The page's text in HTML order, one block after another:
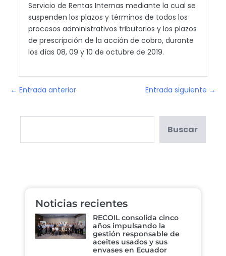
Servicio de Rentas Internas mediante la cual se
suspenden los plazos y términos de todos los
procesos administrativos tributarios y los plazos
de prescripción de la acción de cobro, durante
los días 08, 09 y 10 de octubre de 2019.
← Entrada anterior Entrada siguiente →
Buscar
Noticias recientes
RECOIL consolida cinco
años impulsando la
gestión responsable de
aceites usados y sus
envases en Ecuador